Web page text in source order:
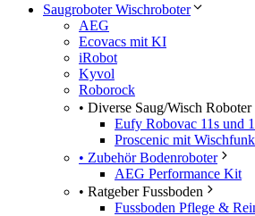
Saugroboter Wischroboter
AEG
Ecovacs mit KI
iRobot
Kyvol
Roborock
• Diverse Saug/Wisch Roboter
Eufy Robovac 11s und
Proscenic mit
• Zubehör Bodenroboter
AEG Performance Kit
• Ratgeber Fussboden
Fussboden Pflege &